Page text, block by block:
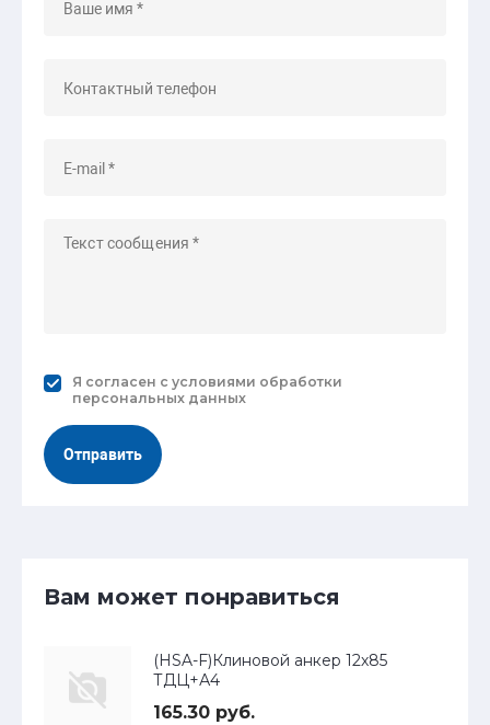
Я согласен с условиями обработки
персональных данных
Отправить
Вам может понравиться
(HSA-F)Клиновой анкер 12х85
ТДЦ+А4
165.30 руб.